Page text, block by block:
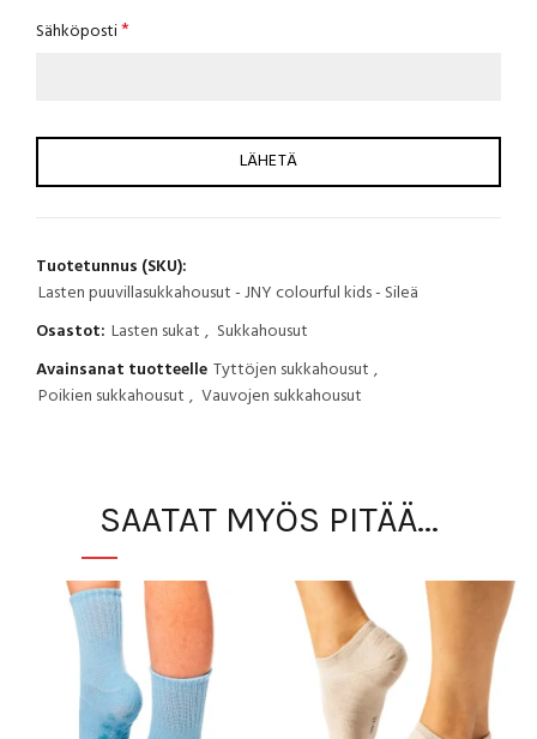
Sähköposti*
Tuotetunnus (SKU):
Lasten puuvillasukkahousut - JNY colourful kids - Sileä
Osastot: Lasten sukat , Sukkahousut
Avainsanat tuotteelle Tyttöjen sukkahousut ,
Poikien sukkahousut , Vauvojen sukkahousut
SAATAT MYÖS PITÄÄ...